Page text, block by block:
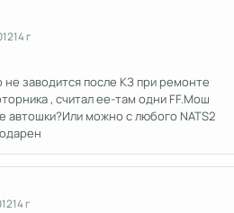
14 г
не заводится после КЗ при ремонте
, считал ее-там одни FF.Мош
автошки?Или можно с любого NATS2
14 г